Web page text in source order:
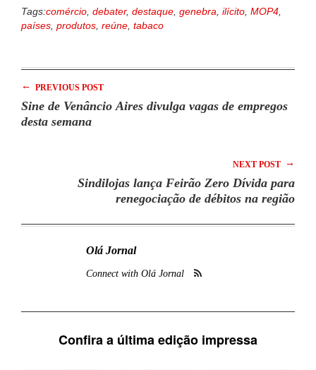
Tags:comércio debater, destaque genebra ilícito MOP4
países produtos reúne tabaco
← PREVIOUS POST
Sine de Venâncio Aires divulga vagas de empregos
desta semana
NEXT POST →
Sindilojas lança Feirão Zero Dívida para
renegociação de débitos na região
Olá Jornal
Connect with Olá Jornal
Confira a última edição impressa